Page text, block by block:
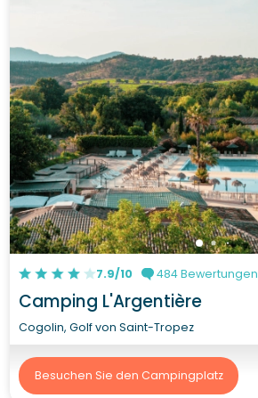
7.9/10 484 Bewertungen
Camping L'Argentière
Cogolin, Golf von Saint-Tropez
Besuchen Sie den Campingplatz